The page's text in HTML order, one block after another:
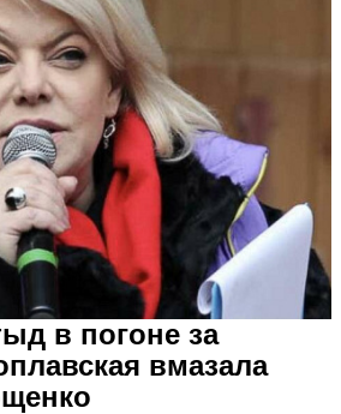
в погоне за
вмазала